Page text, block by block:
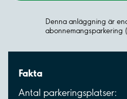
Denna anläggning är
abonnemangsparkering
Fakta
Antal parkeringsplatser: